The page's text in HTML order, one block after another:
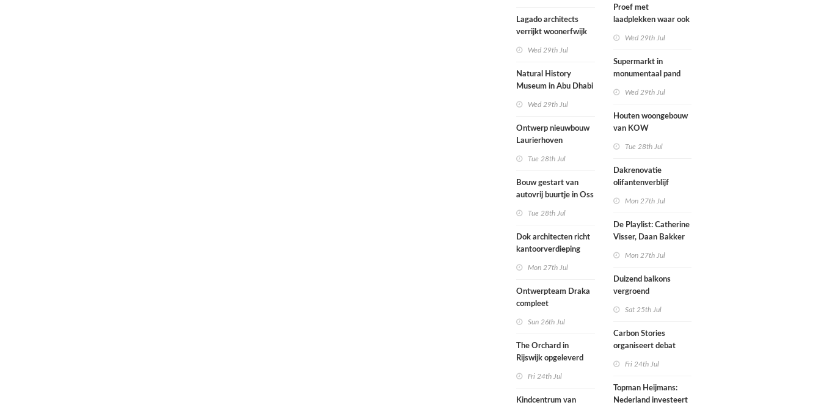
buitenruimte samen in
hart van dorp
Lagado architects
verrijkt woonerfwijk
huis
Wed 29th Jul
Natural History
Museum in Abu Dhabi
Wed 29th Jul
Ontwerp nieuwbouw
Laurierhoven
Tue 28th Jul
Bouw gestart van
autovrij buurtje in Oss
Tue 28th Jul
Dok architecten richt
kantoorverdieping
hernieuwd in
Mon 27th Jul
Ontwerpteam Draka
compleet
Sun 26th Jul
The Orchard in
Rijswijk opgeleverd
Fri 24th Jul
Kindcentrum van
Proef met
laadplekken waar ook
Wed 29th Jul
Supermarkt in
monumentaal pand
Wed 29th Jul
Houten woongebouw
van KOW
herontwikkeling
ziekenhuisterrein
Tue 28th Jul
Dakrenovatie
olifantenverblijf
Mon 27th Jul
De Playlist: Catherine
Visser, Daan Bakker
kamerensemble
Mon 27th Jul
Duizend balkons
vergroend
Sat 25th Jul
Carbon Stories
organiseert debat
Fri 24th Jul
Topman Heijmans:
Nederland investeert